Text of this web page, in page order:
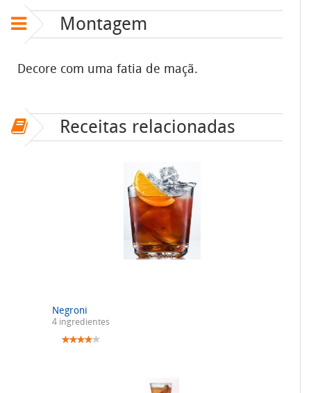
Montagem
Decore com uma fatia de maçã.
Receitas relacionadas
Negroni
4 ingredientes